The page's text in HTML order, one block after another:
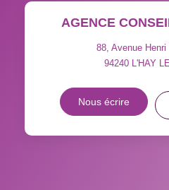
TAXE FONCIÈRE
RÉSULTATS DES LYCÉES
AGENCE
88, Avenue
94240 L'HAY
Nous écrire